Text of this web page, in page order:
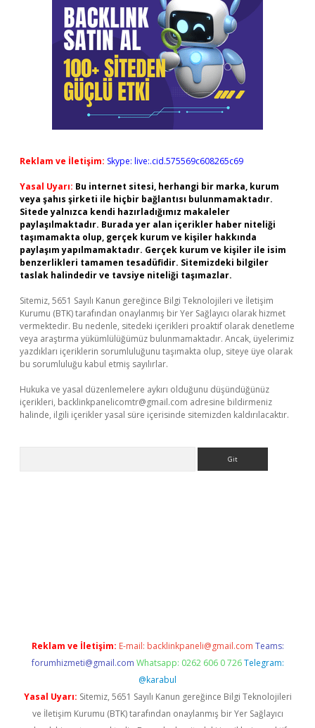
Reklam ve İletişim: Skype: live:.cid.575569c608265c69
Yasal Uyarı: Bu internet sitesi, herhangi bir marka, kurum
veya şahıs şirketi ile hiçbir bağlantısı bulunmamaktadır.
Sitede yalnızca kendi hazırladığımız makaleler
paylaşılmaktadır. Burada yer alan içerikler haber niteliği
taşımamakta olup, gerçek kurum ve kişiler hakkında
paylaşım yapılmamaktadır. Gerçek kurum ve kişiler ile isim
benzerlikleri tamamen tesadüfidir. Sitemizdeki bilgiler
taslak halindedir ve tavsiye niteliği taşımazlar.
Sitemiz, 5651 Sayılı Kanun gereğince Bilgi Teknolojileri ve İletişim
Kurumu (BTK) tarafından onaylanmış bir Yer Sağlayıcı olarak hizmet
vermektedir. Bu nedenle, sitedeki içerikleri proaktif olarak denetleme
veya araştırma yükümlülüğümüz bulunmamaktadır. Ancak, üyelerimiz
yazdıkları içeriklerin sorumluluğunu taşımakta olup, siteye üye olarak
bu sorumluluğu kabul etmiş sayılırlar.
Hukuka ve yasal düzenlemelere aykırı olduğunu düşündüğünüz
içerikleri, backlinkpanelicomtr@gmail.com adresine bildirmeniz
halinde, ilgili içerikler yasal süre içerisinde sitemizden kaldırılacaktır.
Reklam ve İletişim: E-mail: backlinkpaneli@gmail.com Teams:
forumhizmeti@gmail.com Whatsapp: 0262 606 0 726 Telegram:
@karabul
Yasal Uyarı: Sitemiz, 5651 Sayılı Kanun gereğince Bilgi Teknolojileri
ve İletişim Kurumu (BTK) tarafından onaylanmış bir Yer Sağlayıcı